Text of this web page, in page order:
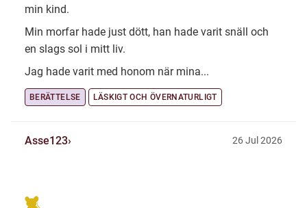
min kind.
Min morfar hade just dött, han hade varit snäll och
en slags sol i mitt liv.
Jag hade varit med honom när mina...
BERÄTTELSE LÄSKIGT OCH ÖVERNATURLIGT
Asse123 26 Jul 2026